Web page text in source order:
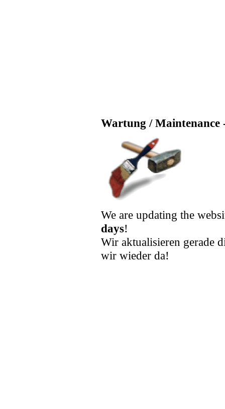
Wartung / Maintenance
We are updating the
days!
Wir aktualisieren gerade
wir wieder da!